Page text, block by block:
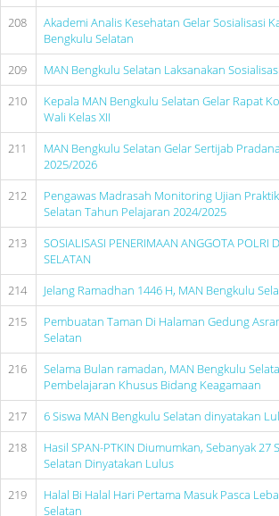
208
Akademi Analis Kesehatan Gelar Sosialisasi
Bengkulu Selatan
209
MAN Bengkulu Selatan Laksanakan
210
Kepala MAN Bengkulu Selatan Gelar Rapat
Wali Kelas XII
211
MAN Bengkulu Selatan Gelar Sertijab
2025/2026
212
Pengawas Madrasah Monitoring Ujian
Selatan Tahun Pelajaran 2024/2025
213
SOSIALISASI PENERIMAAN ANGGOTA POLRI
SELATAN
214
Jelang Ramadhan 1446 H, MAN Bengkulu
215
Pembuatan Taman Di Halaman Gedung
Selatan
216
Selama Bulan ramadan, MAN Bengkulu
Pembelajaran Khusus Bidang Keagamaan
217
6 Siswa MAN Bengkulu Selatan dinyatakan
218
Hasil SPAN-PTKIN Diumumkan, Sebanyak 27
Selatan Dinyatakan Lulus
219
Halal Bi Halal Hari Pertama Masuk Pasca
Selatan